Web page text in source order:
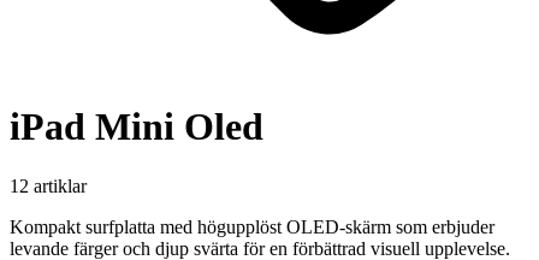
iPad Mini Oled
12 artiklar
Kompakt surfplatta med högupplöst OLED-skärm som erbjuder
levande färger och djup svärta för en förbättrad visuell upplevelse.